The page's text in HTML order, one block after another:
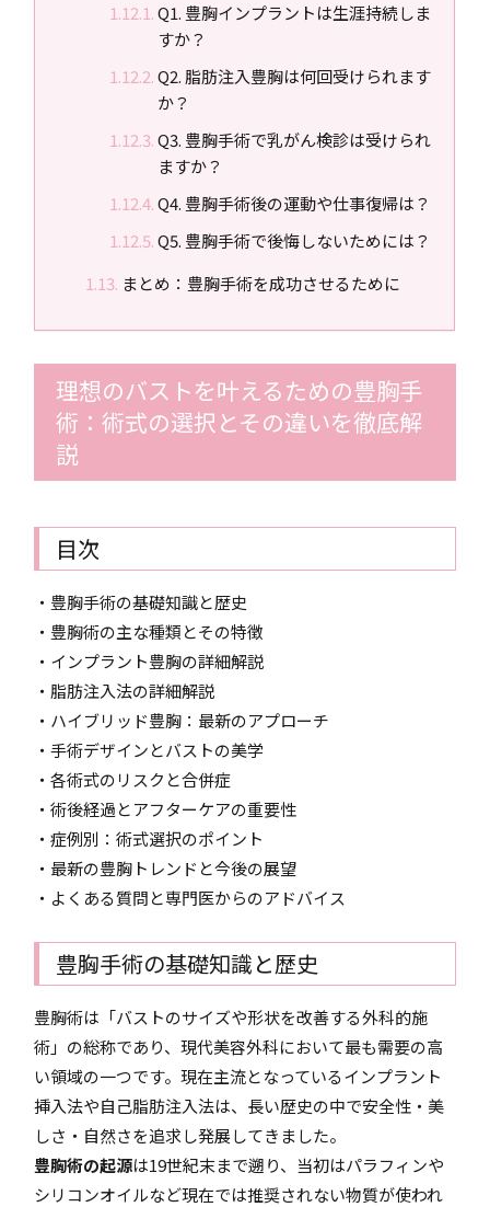
Q1. 豊胸インプラントは生涯持続しま
すか？
Q2. 脂肪注入豊胸は何回受けられます
か？
Q3. 豊胸手術で乳がん検診は受けられ
ますか？
Q4. 豊胸手術後の運動や仕事復帰は？
Q5. 豊胸手術で後悔しないためには？
まとめ：豊胸手術を成功させるために
理想のバストを叶えるための豊胸手
術：術式の選択とその違いを徹底解
説
目次
・豊胸手術の基礎知識と歴史
・豊胸術の主な種類とその特徴
・インプラント豊胸の詳細解説
・脂肪注入法の詳細解説
・ハイブリッド豊胸：最新のアプローチ
・手術デザインとバストの美学
・各術式のリスクと合併症
・術後経過とアフターケアの重要性
・症例別：術式選択のポイント
・最新の豊胸トレンドと今後の展望
・よくある質問と専門医からのアドバイス
豊胸手術の基礎知識と歴史
豊胸術は「バストのサイズや形状を改善する外科的施
術」の総称であり、現代美容外科において最も需要の高
い領域の一つです。現在主流となっているインプラント
挿入法や自己脂肪注入法は、長い歴史の中で安全性・美
しさ・自然さを追求し発展してきました。
豊胸術の起源は19世紀末まで遡り、当初はパラフィンや
シリコンオイルなど現在では推奨されない物質が使われ